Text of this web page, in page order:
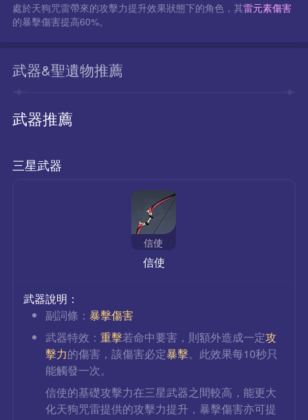
處於天狗咒雷帶來的攻擊力提升效果狀態下的角色，其雷元素傷害
的暴擊傷害提高60%。
武器&聖遺物推薦
武器推薦
三星武器
信使
信使
武器說明：
副詞條：暴擊傷害
武器特效：重擊若命中要害，則額外造成一定攻
擊力的傷害，該傷害必定暴擊。此效果每10秒只
能觸發一次。
信使的基礎攻擊力在三星武器之間較高，能更大
化天狗咒雷提供的攻擊力提升，暴擊傷害亦可提